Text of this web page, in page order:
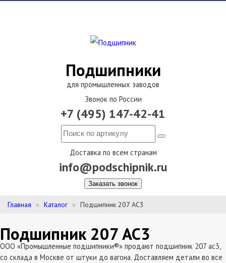
Подшипники
для промышленных заводов
Звонок по России
+7 (495) 147-42-41
Доставка по всем странам
info@podschipnik.ru
Заказать звонок
Главная Каталог Подшипник 207 АС3
Подшипник 207 АС3
ООО «Промышленные подшипники®» продают подшипник 207 ас3,
со склада в Москве от штуки до вагона. Доставляем детали во все